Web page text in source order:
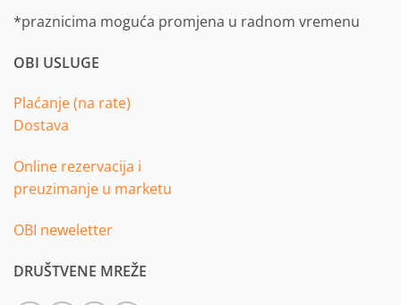
*praznicima moguća promjena u radnom vremenu
OBI USLUGE
Plaćanje (na rate)
Dostava
Online rezervacija i
preuzimanje u marketu
OBI neweletter
DRUŠTVENE MREŽE